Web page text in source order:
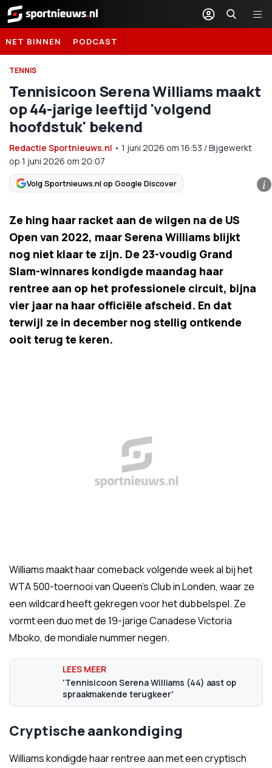
Sportnieuws.nl
NET BINNEN PODCAST
TENNIS
Tennisicoon Serena Williams maakt
op 44-jarige leeftijd 'volgend
hoofdstuk' bekend
Redactie Sportnieuws.nl • 1 juni 2026 om 16:53 /Bijgewerkt
op 1 juni 2026 om 20:07
Volg Sportnieuws.nl op Google Discover i
Ze hing haar racket aan de wilgen na de US
Open van 2022, maar Serena Williams blijkt
nog niet klaar te zijn. De 23-voudig Grand
Slam-winnares kondigde maandag haar
rentree aan op het professionele circuit, bijna
vier jaar na haar officiële afscheid. En dat
terwijl ze in december nog stellig ontkende
ooit terug te keren.
Williams maakt haar comeback volgende week al bij het
WTA 500-toernooi van Queen's Club in Londen, waar ze
een wildcard heeft gekregen voor het dubbelspel. Ze
vormt een duo met de 19-jarige Canadese Victoria
Mboko, de mondiale nummer negen.
'Tennisicoon Serena Williams (44) aast op
spraakmakende terugkeer'
Cryptische aankondiging
Williams kondigde haar rentree aan met een cryptisch